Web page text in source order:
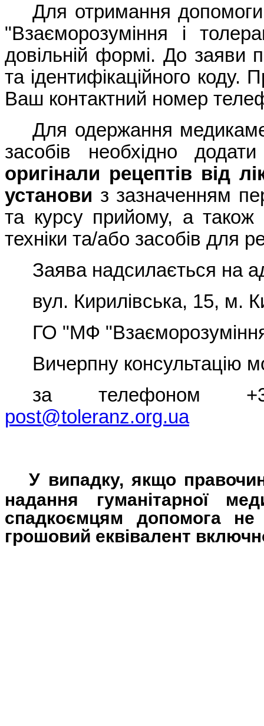
Для отримання
"Взаєморозуміння і
довільній формі. До заяви
та ідентифікаційного
Ваш контактний номер
Для одержання
засобів необхідно
оригінали рецептів від
установи з зазначенням
та курсу прийому, а також
техніки та/або засобів для
Заява надсилається на
вул. Кирилівська, 15, м.
ГО "МФ "Взаєморозуміння
Вичерпну консультацію
за телефоном
post@toleranz.org.ua
У випадку, якщо
надання гуманітарної
спадкоємцям допомога
грошовий еквівалент